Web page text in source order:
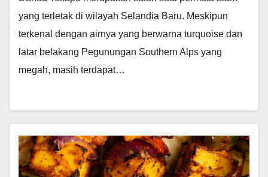
yang terletak di wilayah Selandia Baru. Meskipun
terkenal dengan airnya yang berwarna turquoise dan
latar belakang Pegunungan Southern Alps yang
megah, masih terdapat…